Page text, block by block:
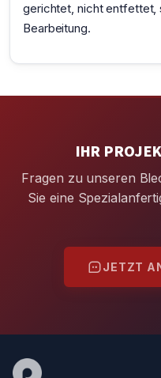
gerichtet, nicht entfettet,
Bearbeitung.
IHR
Fragen zu unseren
Sie eine
JETZT